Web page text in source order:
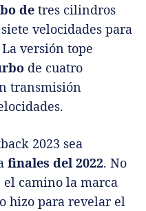
de tres cilindros
velocidades para
versión tope
de cuatro
transmisión
2023 sea
finales del 2022. No
el camino la marca
hizo para revelar el